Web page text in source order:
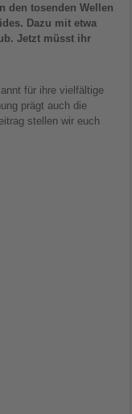
den tosenden Wellen
Dazu mit etwa
Jetzt müsst ihr
für ihre vielfältige
prägt auch die
stellen wir euch